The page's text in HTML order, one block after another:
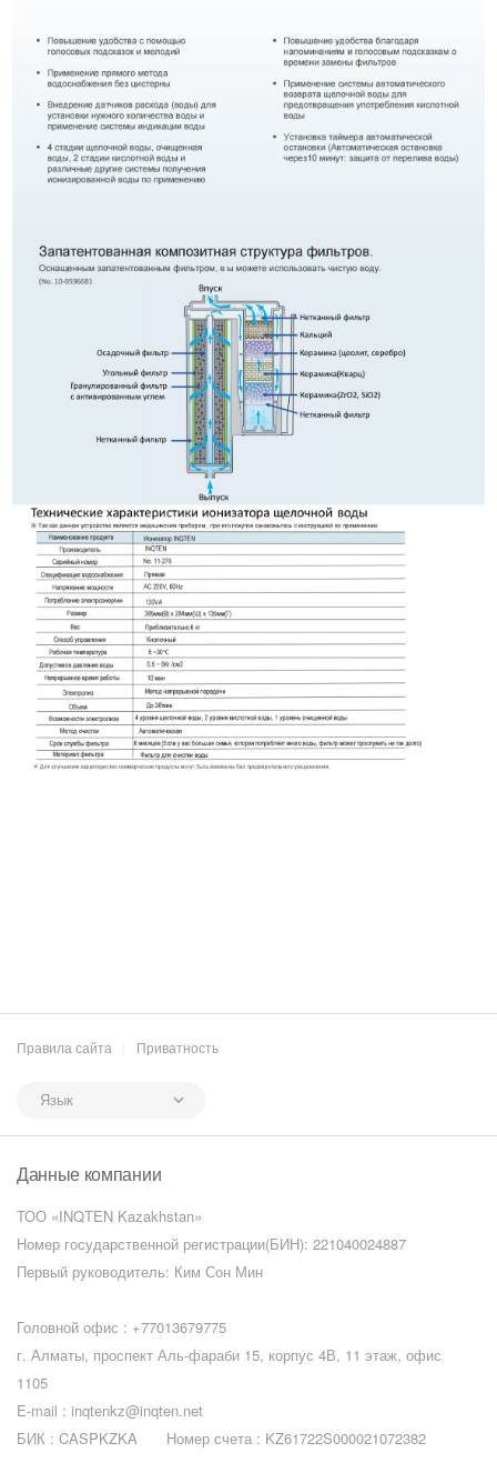
Правила сайта Приватность
Язык
Данные компании
ТОО «INQTEN Kazakhstan»
Номер государственной регистрации(БИН): 221040024887
Первый руководитель: Ким Сон Мин
Головной офис : +77013679775
г. Алматы, проспект Аль-фараби 15, корпус 4В, 11 этаж, офис
1105
E-mail : inqtenkz@inqten.net
БИК : CASPKZKA
Номер счета : KZ61722S000021072382